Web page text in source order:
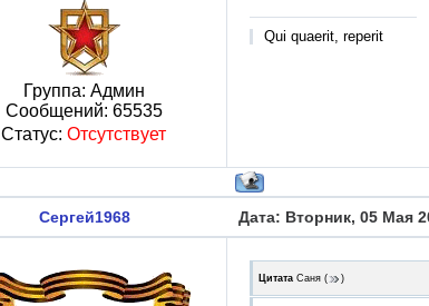
Группа: Админ
Сообщений: 65535
Статус: Отсутствует
Qui quaerit, reperit
Сергей1968 Дата: Вторник, 05 Мая
Цитата Саня ( )